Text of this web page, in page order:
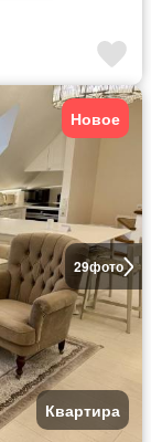
29фото
Новое
Квартира